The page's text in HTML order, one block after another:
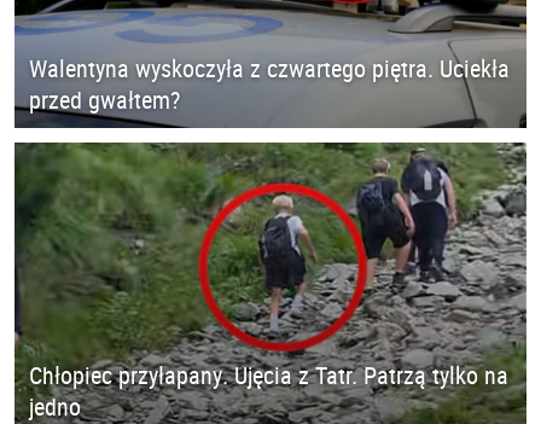
Walentyna wyskoczyła z czwartego piętra. Uciekła
przed gwałtem?
Chłopiec przyłapany. Ujęcia z Tatr. Patrzą tylko na
jedno